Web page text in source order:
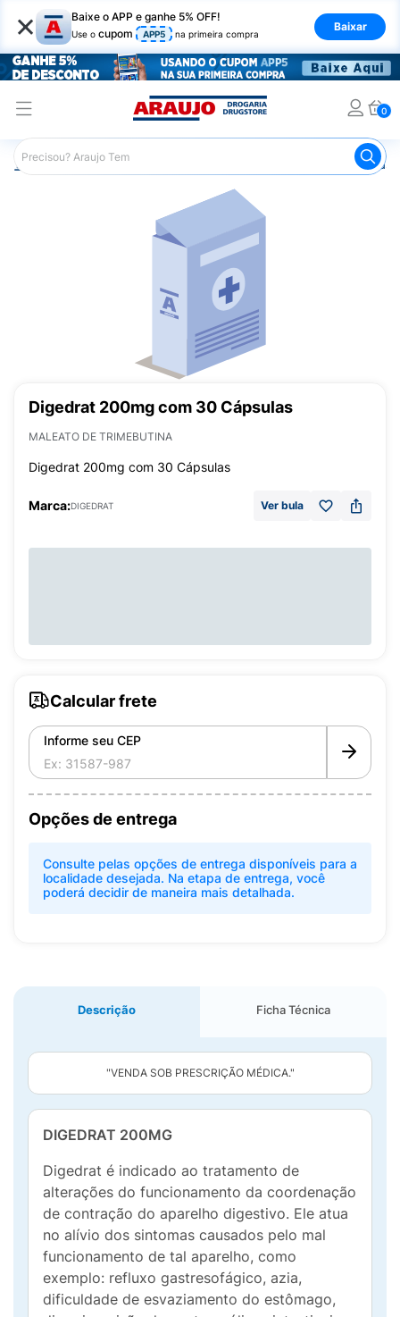
× Baixe o APP e ganhe 5% OFF!
Use o cupom APP5 na primeira compra
Baixar
0
Araujo Medicamentos Remédio para o Estômago e
Digedrat 200mg com 30 Cápsulas
MALEATO DE TRIMEBUTINA
Digedrat 200mg com 30 Cápsulas
Marca:DIGEDRAT Ver bula
Calcular frete
Informe seu CEP
Opções de entrega
Consulte pelas opções de entrega disponíveis para a
localidade desejada. Na etapa de entrega, você
poderá decidir de maneira mais detalhada.
Descrição Ficha Técnica
"VENDA SOB PRESCRIÇÃO MÉDICA."
DIGEDRAT 200MG
Digedrat é indicado ao tratamento de
alterações do funcionamento da coordenação
de contração do aparelho digestivo. Ele atua
no alívio dos sintomas causados pelo mal
funcionamento de tal aparelho, como
exemplo: refluxo gastresofágico, azia,
dificuldade de esvaziamento do estômago,